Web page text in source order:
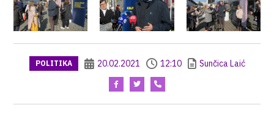
POLITIKA 20.02.2021 12:10 Sunčica Laić